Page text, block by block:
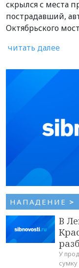
скрылся с места
пострадавший,
Октябрьского
читать далее
НАПАДЕНИЕ >
В
У
сумку